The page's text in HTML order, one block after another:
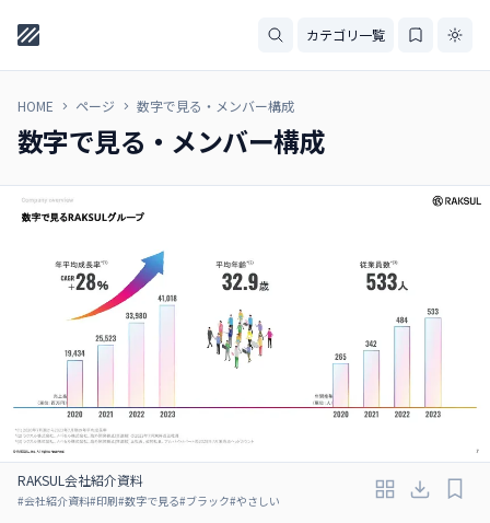
カテゴリ一覧
HOME ページ 数字で見る・メンバー構成
数字で見る・メンバー構成
RAKSUL会社紹介資料
#会社紹介資料#印刷#数字で見る#ブラック#やさしい